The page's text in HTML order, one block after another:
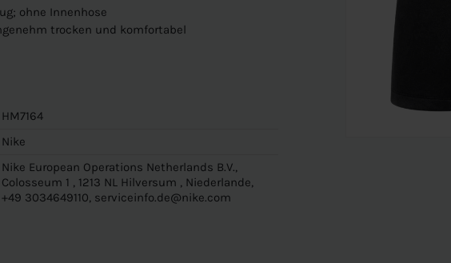
ohne Innenhose
trocken und komfortabel
HM7164
Nike
Nike European Operations Netherlands B.V.,
Colosseum 1 , 1213 NL Hilversum , Niederlande,
+49 3034649110, serviceinfo.de@nike.com